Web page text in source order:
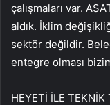
çalışmaları var.
aldık. İklim
sektör değildir.
entegre olması
HEYETİ İLE TEKNİK